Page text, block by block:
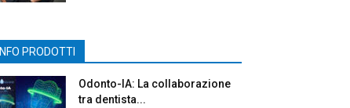
INFO PRODOTTI
Odonto-IA: La collaborazione
tra dentista...